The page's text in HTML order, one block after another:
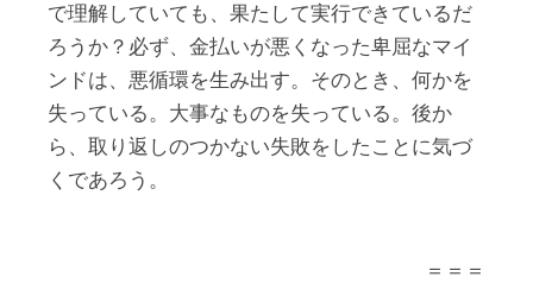
で理解していても、果たして実行できているだ
ろうか？必ず、金払いが悪くなった卑屈なマイ
ンドは、悪循環を生み出す。そのとき、何かを
失っている。大事なものを失っている。後か
ら、取り返しのつかない失敗をしたことに気づ
くであろう。
＝＝＝